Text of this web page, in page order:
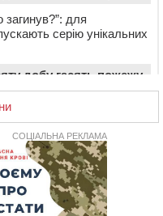
загинув?”: для
серію унікальних
добу гасять пожежу
який обороняв
хрестом”
зіткнувся з
СОЦІАЛЬНА РЕКЛАМА